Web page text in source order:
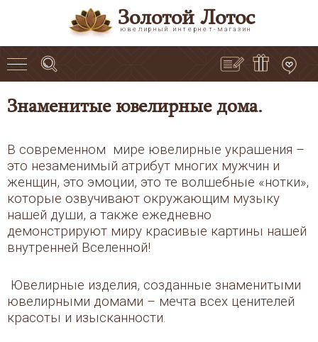
Золотой Лотос
ювелирный интернет-магазин
Знаменитые ювелирные дома.
В современном мире ювелирные украшения –
это незаменимый атрибут многих мужчин и
женщин, это эмоции, это те волшебные «нотки»,
которые озвучивают окружающим музыку
нашей души, а также ежедневно
демонстрируют миру красивые картины нашей
внутренней Вселенной!
Ювелирные изделия, созданные знаменитыми
ювелирными домами – мечта всех ценителей
красоты и изысканности.